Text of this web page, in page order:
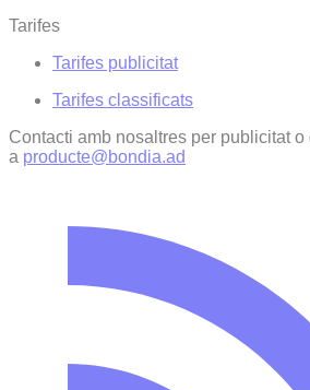
Tarifes
Tarifes publicitat
Tarifes classificats
Contacti amb nosaltres per publicitat
a producte@bondia.ad